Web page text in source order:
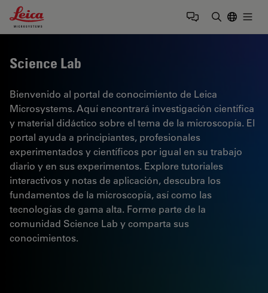
Leica Microsystems Logo
Science Lab
Bienvenido al portal de conocimiento de Leica
Microsystems. Aquí encontrará investigación científica
y material didáctico sobre el tema de la microscopía. El
portal ayuda a principiantes, profesionales
experimentados y científicos por igual en su trabajo
diario y en sus experimentos. Explore tutoriales
interactivos y notas de aplicación, descubra los
fundamentos de la microscopía, así como las
tecnologías de gama alta. Forme parte de la
comunidad Science Lab y comparta sus
conocimientos.